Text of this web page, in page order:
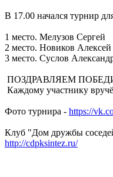
В 17.00 начался турнир
1 место. Мелузов Сергей
2 место. Новиков Алексей
3 место. Суслов
ПОЗДРАВЛЯЕМ
Каждому участнику
Фото турнира - https://
Клуб "Дом дружбы
http://cdpksintez.ru/